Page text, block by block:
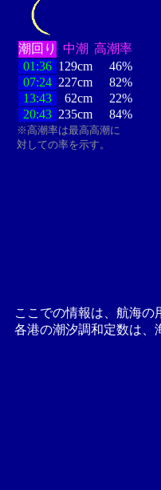
潮回り 中潮 高潮率
01:36 129cm
46%
07:24 227cm
82%
13:43
62cm
22%
20:43 235cm 84%
※高潮率は最高高潮に
対しての率を示す。
ここでの情報は、航海
各港の潮汐調和定数は、